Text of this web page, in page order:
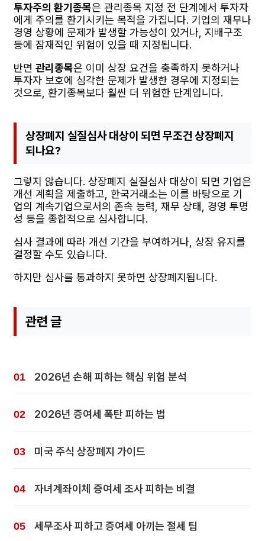
투자주의 환기종목은 관리종목 지정 전 단계에서 투자자
에게 주의를 환기시키는 목적을 가집니다. 기업의 재무나
경영 상황에 문제가 발생할 가능성이 있거나, 지배구조
등에 잠재적인 위험이 있을 때 지정됩니다.
반면 관리종목은 이미 상장 요건을 충족하지 못하거나
투자자 보호에 심각한 문제가 발생한 경우에 지정되는
것으로, 환기종목보다 훨씬 더 위험한 단계입니다.
상장폐지 실질심사 대상이 되면 무조건 상장폐지
되나요?
그렇지 않습니다. 상장폐지 실질심사 대상이 되면 기업은
개선 계획을 제출하고, 한국거래소는 이를 바탕으로 기
업의 계속기업으로서의 존속 능력, 재무 상태, 경영 투명
성 등을 종합적으로 심사합니다.
심사 결과에 따라 개선 기간을 부여하거나, 상장 유지를
결정할 수도 있습니다.
하지만 심사를 통과하지 못하면 상장폐지됩니다.
관련 글
2026년 손해 피하는 핵심 위험 분석
2026년 증여세 폭탄 피하는 법
미국 주식 상장폐지 가이드
자녀계좌이체 증여세 조사 피하는 비결
세무조사 피하고 증여세 아끼는 절세 팁